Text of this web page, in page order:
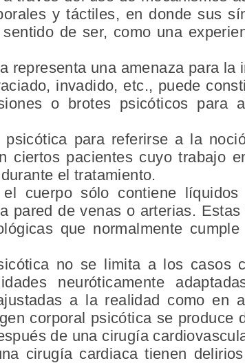
y táctiles, en donde sus
de ser, como una
representa una amenaza para la
invadido, etc., puede
o brotes psicóticos para
para referirse a la
ciertos pacientes cuyo trabajo
el tratamiento.
cuerpo sólo contiene
pared de venas o arterias. Estas
que normalmente
no se limita a los casos
neuróticamente
a la realidad como en
corporal psicótica se produce
de una cirugía
cirugía cardiaca tienen